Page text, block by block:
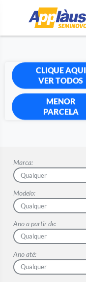
CLIQUE AQUI
VER TODOS
MENOR
PARCELA
Marca:
Modelo:
Ano a partir de:
Ano até: